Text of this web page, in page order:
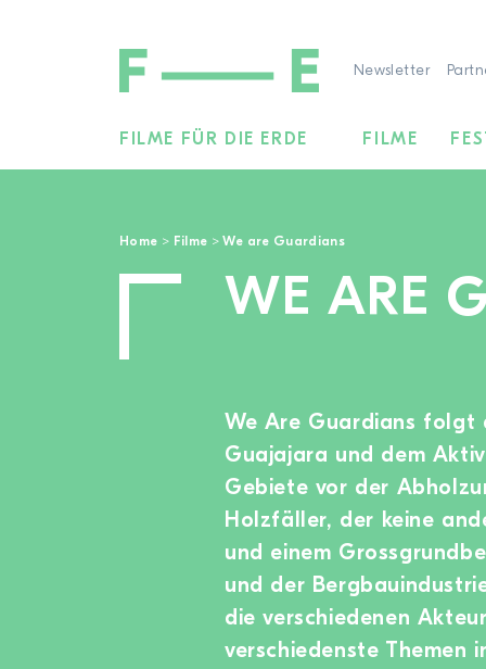
Newsletter
FILME FÜR DIE ERDE FILME
Home > Filme >We are Guardians
WE ARE
We Are Guardians folgt
Guajajara und dem
Gebiete vor der
Holzfäller, der keine
und einem
und der
die verschiedenen
verschiedenste Themen